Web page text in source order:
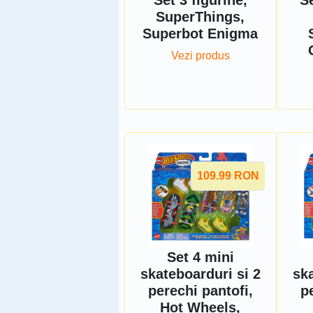
SuperThings,
Superbot Enigma
Vezi produs
109.99 RON
Set 4 mini
skateboarduri si 2
perechi pantofi,
Hot Wheels,